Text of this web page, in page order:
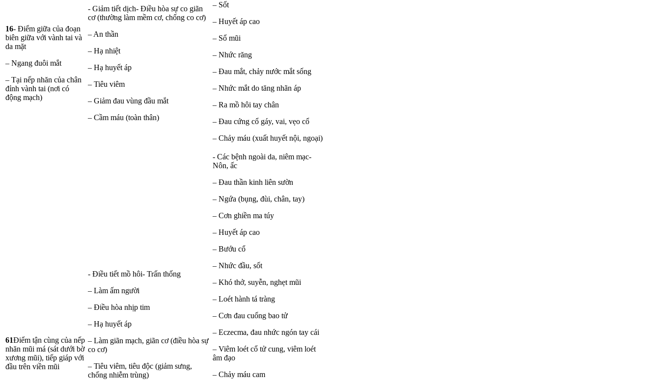
16- Điểm giữa của đoạn
biên giữa với vành tai và
da mặt
– Ngang đuôi mắt
– Tại nếp nhăn của chân
đỉnh vành tai (nơi có
động mạch)
- Giảm tiết dịch- Điều hòa sự co giãn
cơ (thường làm mềm cơ, chống co cơ)
– An thần
– Hạ nhiệt
– Hạ huyết áp
– Tiêu viêm
– Giảm đau vùng đầu mắt
– Cầm máu (toàn thân)
– Sốt
– Huyết áp cao
– Sổ mũi
– Nhức răng
– Đau mắt, chảy nước mắt sống
– Nhức mắt do tăng nhãn áp
– Ra mồ hôi tay chân
– Đau cứng cổ gáy, vai, vẹo cổ
– Chảy máu (xuất huyết nội, ngoại)
61Điểm tận cùng của nếp
nhăn mũi má (sát dưới bờ
xương mũi), tiếp giáp với
đầu trên viền mũi
- Điều tiết mồ hôi- Trấn thống
– Làm ấm người
– Điều hòa nhịp tim
– Hạ huyết áp
– Làm giãn mạch, giãn cơ (điều hòa sự
co cơ)
– Tiêu viêm, tiêu độc (giảm sưng,
chống nhiễm trùng)
- Các bệnh ngoài da, niêm mạc-
Nôn, ấc
– Đau thần kinh liên sườn
– Ngứa (bụng, đùi, chân, tay)
– Cơn ghiền ma túy
– Huyết áp cao
– Bướu cổ
– Nhức đầu, sốt
– Khó thở, suyễn, nghẹt mũi
– Loét hành tá tràng
– Cơn đau cuống bao tử
– Eczecma, đau nhức ngón tay cái
– Viêm loét cổ tử cung, viêm loét
âm đạo
– Chảy máu cam